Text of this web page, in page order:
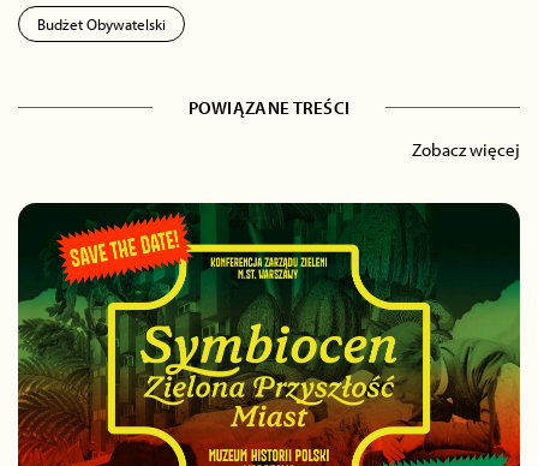
Budżet Obywatelski
POWIĄZANE TREŚCI
Zobacz więcej